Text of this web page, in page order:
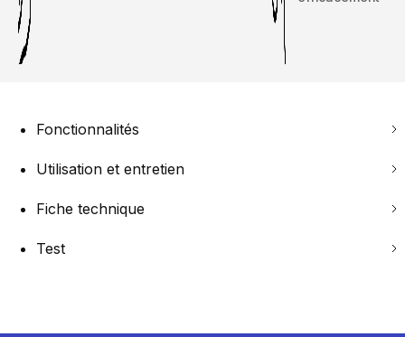
Fonctionnalités
Utilisation et entretien
Fiche technique
Test